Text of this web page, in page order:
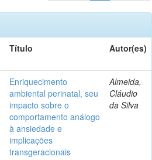
Título Autor(es)
Enriquecimento
ambiental perinatal, seu
impacto sobre o
comportamento análogo
à ansiedade e
implicações
transgeracionais
Almeida,
Cláudio
da Silva